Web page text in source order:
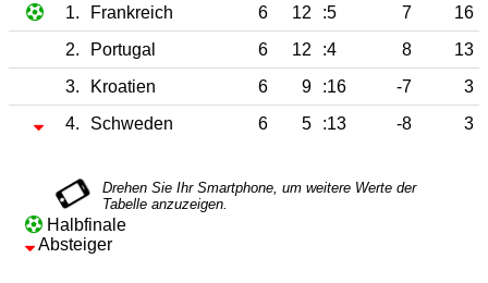
1. Frankreich 6 12 :5 7
16
2.
Portugal 6 12 :4 8
13
3.
Kroatien 6 9 :16 -7
3
4.
Schweden 6 5 :13 -8 3
Halbfinale
Absteiger